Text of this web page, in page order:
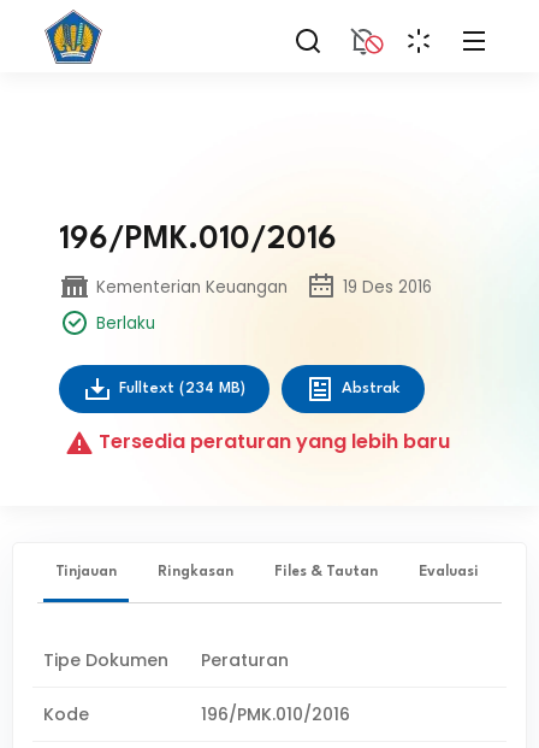
196/PMK.010/2016
Kementerian Keuangan
19 Des 2016
Berlaku
Fulltext (234 MB) Abstrak
Tersedia peraturan yang lebih baru
Tinjauan Ringkasan Files & Tautan Evaluasi
Tipe Dokumen Peraturan
Kode 196/PMK.010/2016